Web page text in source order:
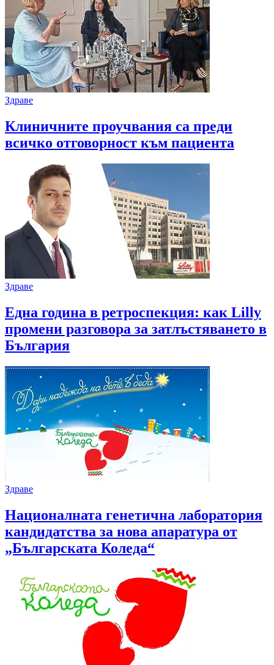
Здраве
Клиничните проучвания са преди
всичко отговорност към пациента
Здраве
Една година в ретроспекция: как Lilly
промени разговора за затлъстяването в
България
Здраве
Националната генетична лаборатория
кандидатства за нова апаратура от
„Българската Коледа“